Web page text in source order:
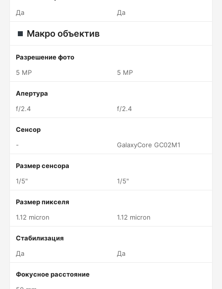
Да
Да
Макро объектив
Разрешение фото
5 MP
5 MP
Апертура
f/2.4
f/2.4
Сенсор
-
GalaxyCore GC02M1
Размер сенсора
1/5"
1/5"
Размер пикселя
1.12 micron
1.12 micron
Стабилизация
Да
Да
Фокусное расстояние